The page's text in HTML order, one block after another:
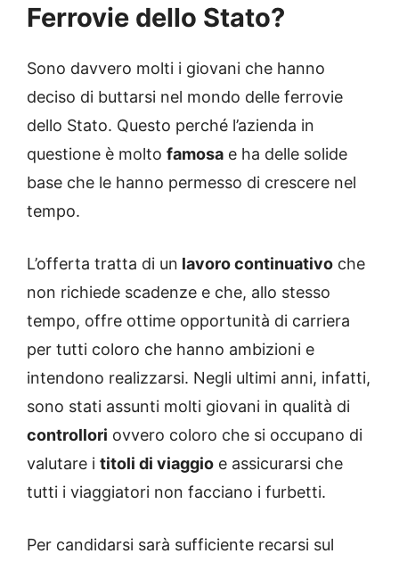
Ferrovie dello Stato?
Sono davvero molti i giovani che hanno
deciso di buttarsi nel mondo delle ferrovie
dello Stato. Questo perché l’azienda in
questione è molto famosa e ha delle solide
base che le hanno permesso di crescere nel
tempo.
L’offerta tratta di un lavoro continuativo che
non richiede scadenze e che, allo stesso
tempo, offre ottime opportunità di carriera
per tutti coloro che hanno ambizioni e
intendono realizzarsi. Negli ultimi anni, infatti,
sono stati assunti molti giovani in qualità di
controllori ovvero coloro che si occupano di
valutare i titoli di viaggio e assicurarsi che
tutti i viaggiatori non facciano i furbetti.
Per candidarsi sarà sufficiente recarsi sul